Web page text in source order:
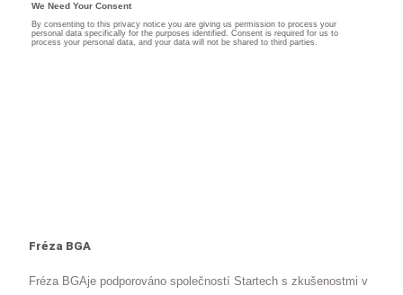
Fréza BGA
Fréza BGAje podporováno společností Startech s zkušenostmi v